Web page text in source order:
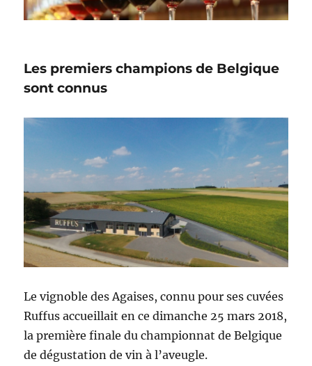
Les premiers champions de Belgique
sont connus
Le vignoble des Agaises, connu pour ses cuvées
Ruffus accueillait en ce dimanche 25 mars 2018,
la première finale du championnat de Belgique
de dégustation de vin à l’aveugle.